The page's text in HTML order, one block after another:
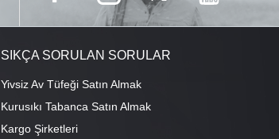
SIKÇA SORULAN SORULAR
Yivsiz Av Tüfeği Satın Almak
Kurusıkı Tabanca Satın Almak
Kargo Şirketleri